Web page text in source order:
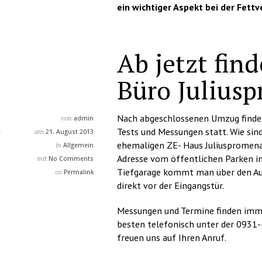
ein wichtiger Aspekt bei der
Ab jetzt
Büro
von admin
am 21. August 2013
in Allgemein
mit No Comments
Permalink
Nach abgeschlossenen Umzug
Tests und Messungen statt. Wie
ehemaligen ZE- Haus
Adresse vom öffentlichen Parken in
Tiefgarage kommt man über den
direkt vor der Eingangstür.
Messungen und Termine finden
besten telefonisch unter der
freuen uns auf Ihren Anruf.